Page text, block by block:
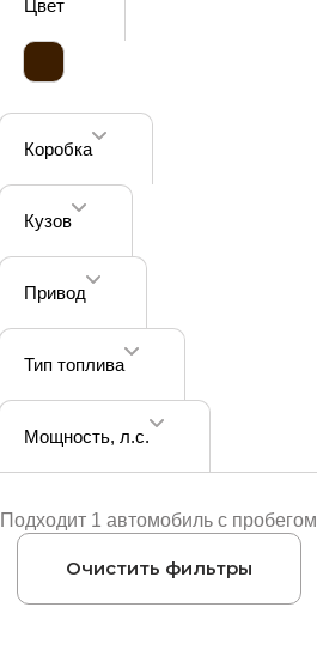
Цвет
Коробка
Кузов
Привод
Тип топлива
Мощность, л.с.
Подходит 1 автомобиль с пробегом
Очистить фильтры